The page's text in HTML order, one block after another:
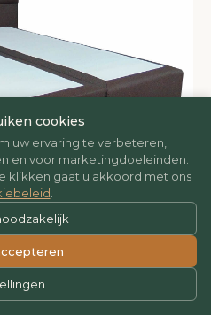
cookies
uw ervaring te verbeteren,
en voor marketingdoeleinden.
klikken gaat u akkoord met ons